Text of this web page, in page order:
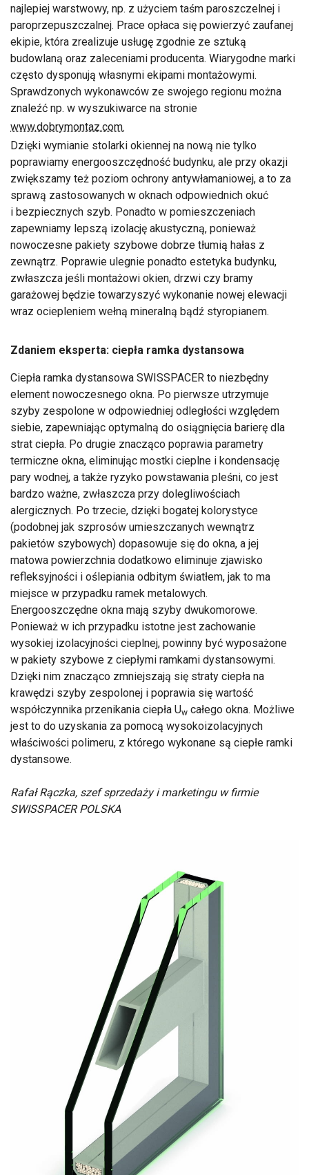
najlepiej warstwowy, np. z użyciem taśm paroszczelnej i
paroprzepuszczalnej. Prace opłaca się powierzyć zaufanej
ekipie, która zrealizuje usługę zgodnie ze sztuką
budowlaną oraz zaleceniami producenta. Wiarygodne marki
często dysponują własnymi ekipami montażowymi.
Sprawdzonych wykonawców ze swojego regionu można
znaleźć np. w wyszukiwarce na stronie
www.dobrymontaz.com.
Dzięki wymianie stolarki okiennej na nową nie tylko
poprawiamy energooszczędność budynku, ale przy okazji
zwiększamy też poziom ochrony antywłamaniowej, a to za
sprawą zastosowanych w oknach odpowiednich okuć
i bezpiecznych szyb. Ponadto w pomieszczeniach
zapewniamy lepszą izolację akustyczną, ponieważ
nowoczesne pakiety szybowe dobrze tłumią hałas z
zewnątrz. Poprawie ulegnie ponadto estetyka budynku,
zwłaszcza jeśli montażowi okien, drzwi czy bramy
garażowej będzie towarzyszyć wykonanie nowej elewacji
wraz ociepleniem wełną mineralną bądź styropianem.
Zdaniem eksperta: ciepła ramka dystansowa
Ciepła ramka dystansowa SWISSPACER to niezbędny
element nowoczesnego okna. Po pierwsze utrzymuje
szyby zespolone w odpowiedniej odległości względem
siebie, zapewniając optymalną do osiągnięcia barierę dla
strat ciepła. Po drugie znacząco poprawia parametry
termiczne okna, eliminując mostki cieplne i kondensację
pary wodnej, a także ryzyko powstawania pleśni, co jest
bardzo ważne, zwłaszcza przy dolegliwościach
alergicznych. Po trzecie, dzięki bogatej kolorystyce
(podobnej jak szprosów umieszczanych wewnątrz
pakietów szybowych) dopasowuje się do okna, a jej
matowa powierzchnia dodatkowo eliminuje zjawisko
refleksyjności i oślepiania odbitym światłem, jak to ma
miejsce w przypadku ramek metalowych.
Energooszczędne okna mają szyby dwukomorowe.
Ponieważ w ich przypadku istotne jest zachowanie
wysokiej izolacyjności cieplnej, powinny być wyposażone
w pakiety szybowe z ciepłymi ramkami dystansowymi.
Dzięki nim znacząco zmniejszają się straty ciepła na
krawędzi szyby zespolonej i poprawia się wartość
współczynnika przenikania ciepła Uw całego okna. Możliwe
jest to do uzyskania za pomocą wysokoizolacyjnych
właściwości polimeru, z którego wykonane są ciepłe ramki
dystansowe.
Rafał Rączka, szef sprzedaży i marketingu w firmie
SWISSPACER POLSKA